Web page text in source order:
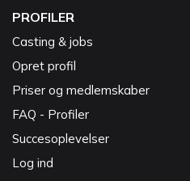
PROFILER
Casting & jobs
Opret profil
Priser og medlemskaber
FAQ - Profiler
Succesoplevelser
Log ind